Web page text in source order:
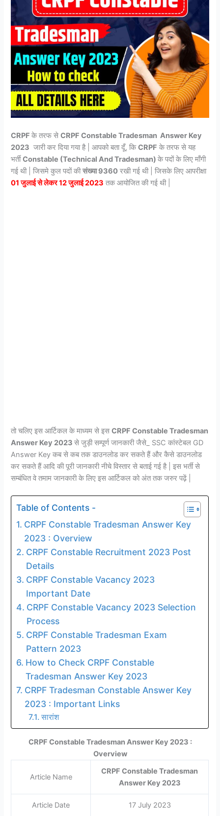
CRPFके तरफ सेCRPF Constable Tradesman Answer Key
2023 जारी कर दिया गया है | आपको बता दूँ, किCRPF के तरफ से यह
भर्तीConstable (Technical And Tradesman)के पदों के लिए माँगी
गई थी | जिसमे कुल पदों कीसंख्या 9360 रखी गई थी | जिसके लिए आपरीक्षा
01 जुलाई से लेकर 12 जुलाई 2023 तक आयोजित की गई थी |
तो चलिए इस आर्टिकल के माध्यम से इसCRPF Constable Tradesman
Answer Key 2023 से जुड़ी सम्पूर्ण जानकारी जैसे_ SSC कांस्टेबल GD
Answer Key कब से कब तक डाउनलोड कर सकते हैं और कैसे डाउनलोड
कर सकते हैं आदि की पूरी जानकारी नीचे विस्तार से बताई गई है | इस भर्ती से
सम्बंधित वे तमाम जानकारी के लिए इस आर्टिकल को अंत तक जरुर पढ़ें |
Table of Contents -
CRPF Constable Tradesman Answer Key
2023 : Overview
CRPF Constable Recruitment 2023 Post
Details
CRPF Constable Vacancy 2023
Important Date
CRPF Constable Vacancy 2023 Selection
Process
CRPF Constable Tradesman Exam
Pattern 2023
How to Check CRPF Constable
Tradesman Answer Key 2023
CRPF Tradesman Constable Answer Key
2023 : Important Links
सारांश
CRPF Constable Tradesman Answer Key 2023 :
Overview
Article Name
CRPF Constable Tradesman
Answer Key 2023
Article Date 17 July 2023